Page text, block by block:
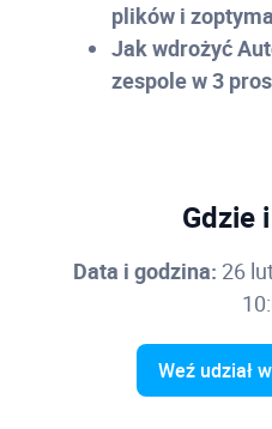
plików i
Jak wdrożyć
zespole w 3
Gdzie
Data i godzina: 26
Weź udział